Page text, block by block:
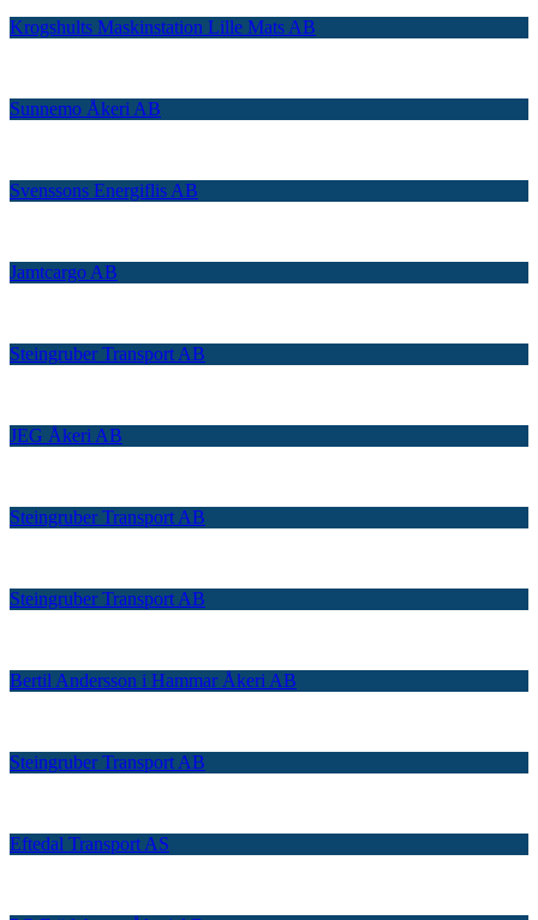
Krogshults Maskinstation Lille Mats AB
Sunnemo Åkeri AB
Svenssons Energiflis AB
Jamtcargo AB
Steingruber Transport AB
JEG Åkeri AB
Steingruber Transport AB
Steingruber Transport AB
Bertil Andersson i Hammar Åkeri AB
Steingruber Transport AB
Eftedal Transport AS